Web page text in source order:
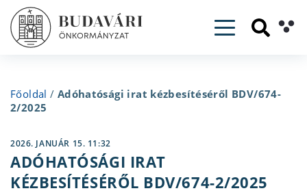
Toggle
Főoldal / Adóhatósági irat kézbesítéséről BDV/674-
2/2025
2026. JANUÁR 15. 11:32
ADÓHATÓSÁGI IRAT
KÉZBESÍTÉSÉRŐL BDV/674-2/2025